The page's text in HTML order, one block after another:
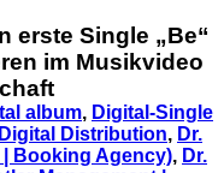
erste Single „Be“
im Musikvideo
album, Digital-Single
Distribution, Dr.
Booking Agency), Dr.